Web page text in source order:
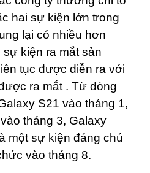
hai sự kiện lớn trong
lại có nhiều hơn
kiện ra mắt sản
tục được diễn ra với
ra mắt . Từ dòng
S21 vào tháng 1,
tháng 3, Galaxy
một sự kiện đáng chú
vào tháng 8.